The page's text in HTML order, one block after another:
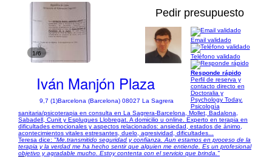
1/6
Pedir presupuesto
Iván Manjón Plaza
9,7 (1)Barcelona (Barcelona) 08027 La Sagrera
Email validado
Teléfono validado
Responde rápido
Perfil de reserva y
contacto directo en
Doctoralia y
Psychology Today.
Psicología
sanitaria/psicoterapia en consulta en La Sagrera-Barcelona, Mollet, Badalona,
Sabadell, Cunit y Esplugues Llobregat. A domicilio u online. Experto en terapia en
dificultades emocionales y aspectos relacionados: ansiedad, estados de ánimo,
acontecimientos vitales estresantes, duelo, agresividad, dificultades...
Teresa dice: "Me.transmitido seguridad y confianza. Aun estamos en proceso de la
terapia y la verdad me ha hecho sentir que alguien me entiende. Es un profesional
objetivo y agradable mucho. Estoy contenta con el servicio que brinda."